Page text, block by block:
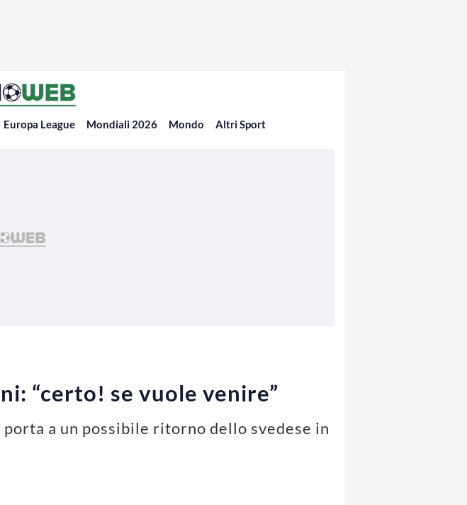
Europa League Mondiali 2026 Mondo Altri Sport
“certo! se vuole venire”
a un possibile ritorno dello svedese in